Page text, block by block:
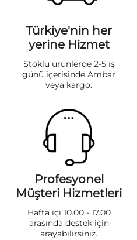
Türkiye'nin her
yerine Hizmet
Stoklu ürünlerde 2-5 iş
günü içerisinde Ambar
veya kargo.
Profesyonel
Müşteri Hizmetleri
Hafta içi 10.00 - 17.00
arasında destek için
arayabilirsiniz.